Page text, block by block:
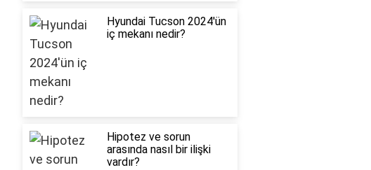
Hyundai Tucson 2024'ün
iç mekanı nedir?
Hipotez ve sorun
arasında nasıl bir ilişki
vardır?